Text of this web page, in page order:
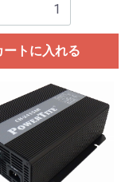
ートに入れる